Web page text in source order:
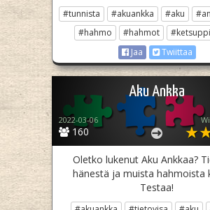
#tunnista #akuankka #aku
#hahmo
#hahmot
Jaa
Twiittaa
Aku Ankka
160
2022-03-06
Oletko lukenut Aku Ankkaa?
hänestä ja muista hahmoista
Testaa!